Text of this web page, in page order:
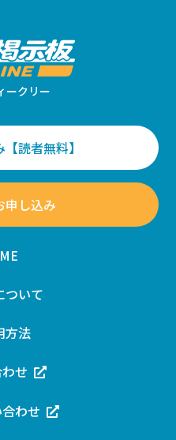
ークリー
読者無料】
申し込み
ついて
方法
せ
わせ